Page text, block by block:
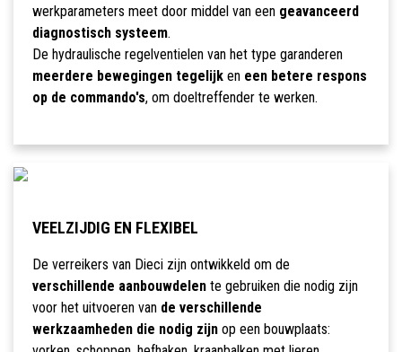
werkparameters meet door middel van een geavanceerd
diagnostisch systeem.
De hydraulische regelventielen van het type garanderen
meerdere bewegingen tegelijken een betere respons
op de commando's, om doeltreffender te werken.
VEELZIJDIG EN FLEXIBEL
De verreikers van Dieci zijn ontwikkeld om de
verschillende aanbouwdelente gebruiken die nodig zijn
voor het uitvoeren van de verschillende
werkzaamheden die nodig zijnop een bouwplaats: